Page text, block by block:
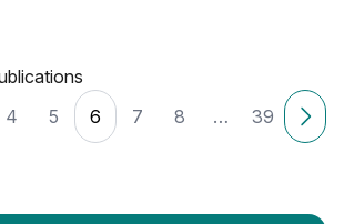
4 5 6 7 8 … 39